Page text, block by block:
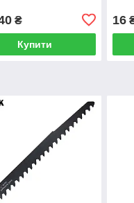
₴
Купити
16